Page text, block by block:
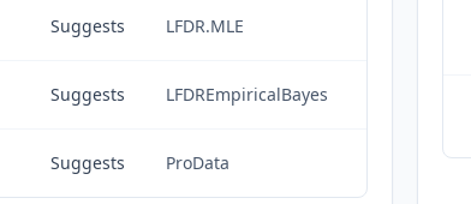
Suggests LFDR.MLE
Suggests LFDREmpiricalBayes
Suggests ProData